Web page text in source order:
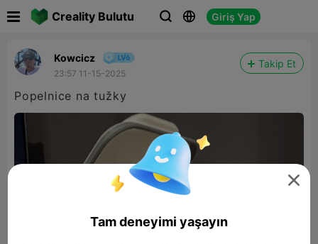
Creality Bulutu   Giriş Yap
Kowcicz
23:57 11-15-2025
Takip Et
Popelnice na tužky

Tam deneyimi yaşayın